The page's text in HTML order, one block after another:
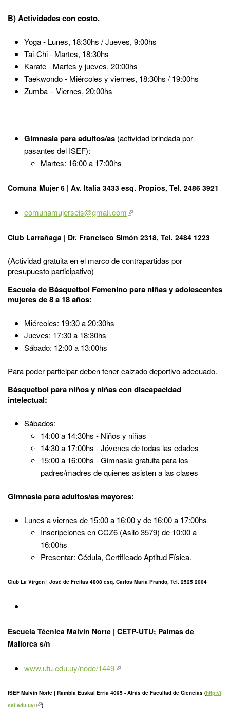
B) Actividades con costo.
Yoga - Lunes, 18:30hs / Jueves, 9:00hs
Tai-Chi - Martes, 18:30hs
Karate - Martes y jueves, 20:00hs
Taekwondo - Miércoles y viernes, 18:30hs / 19:00hs
Zumba – Viernes, 20:00hs
Gimnasia para adultos/as (actividad brindada por
pasantes del ISEF):
Martes: 16:00 a 17:00hs
Comuna Mujer 6 | Av. Italia 3433 esq. Propios, Tel. 2486 3921
comunamujerseis@gmail.com
Club Larrañaga | Dr. Francisco Simón 2318, Tel. 2484 1223
(Actividad gratuita en el marco de contrapartidas por
presupuesto participativo)
Escuela de Básquetbol Femeninopara niñas y adolescentes
mujeres de 8 a 18 años:
Miércoles: 19:30 a 20:30hs
Jueves: 17:30 a 18:30hs
Sábado: 12:00 a 13:00hs
Para poder participar deben tener calzado deportivo adecuado.
Básquetbol para niños y niñas con discapacidad
intelectual:
Sábados:
14:00 a 14:30hs - Niños y niñas
14:30 a 17:00hs - Jóvenes de todas las edades
15:00 a 16:00hs - Gimnasia gratuita para los
padres/madres de quienes asisten a las clases
Gimnasia para adultos/as mayores:
Lunes a viernes de 15:00 a 16:00 y de 16:00 a 17:00hs
Inscripciones en CCZ6 (Asilo 3579) de 10:00 a
16:00hs
Presentar: Cédula, Certificado Aptitud Física.
Club La Virgen | José de Freitas 4808 esq. Carlos María Prando, Tel. 2525 2004
Escuela Técnica Malvín Norte | CETP-UTU; Palmas de
Mallorca s/n
www.utu.edu.uy/node/1449
ISEF Malvín Norte | Rambla Euskal Erria 4095 - Atrás de Facultad de Ciencias (http://i
sef.edu.uy/
)